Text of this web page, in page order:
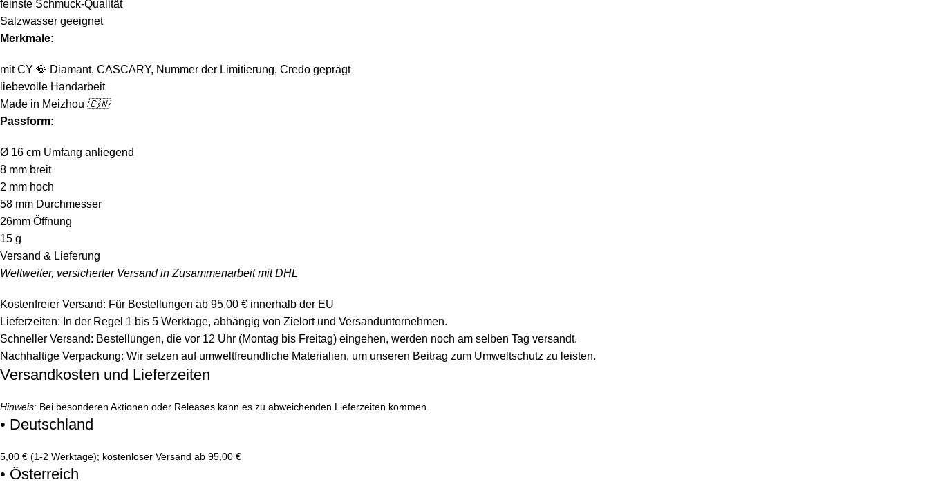
feinste Schmuck-Qualität
Salzwasser geeignet
Merkmale:
mit CY 💎 Diamant, CASCARY, Nummer der Limitierung, Credo geprägt
liebevolle Handarbeit
Made in Meizhou 🇨🇳
Passform:
Ø 16 cm Umfang anliegend
8 mm breit
2 mm hoch
58 mm Durchmesser
26mm Öffnung
15 g
Versand & Lieferung
Weltweiter, versicherter Versand in Zusammenarbeit mit DHL
Kostenfreier Versand: Für Bestellungen ab 95,00 € innerhalb der EU
Lieferzeiten: In der Regel 1 bis 5 Werktage, abhängig von Zielort und Versandunternehmen.
Schneller Versand: Bestellungen, die vor 12 Uhr (Montag bis Freitag) eingehen, werden noch am selben Tag versandt.
Nachhaltige Verpackung: Wir setzen auf umweltfreundliche Materialien, um unseren Beitrag zum Umweltschutz zu leisten.
Versandkosten und Lieferzeiten
Hinweis: Bei besonderen Aktionen oder Releases kann es zu abweichenden Lieferzeiten kommen.
• Deutschland
5,00 € (1-2 Werktage); kostenloser Versand ab 95,00 €
• Österreich